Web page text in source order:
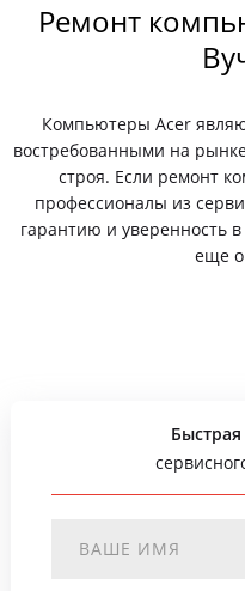
Ремонт
Компьютеры Acer
востребованными на
строя. Если ремонт
профессионалы из
гарантию и уверенность
еще